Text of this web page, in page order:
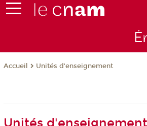
Accueil Unités d'enseignement
Unités d'enseignement